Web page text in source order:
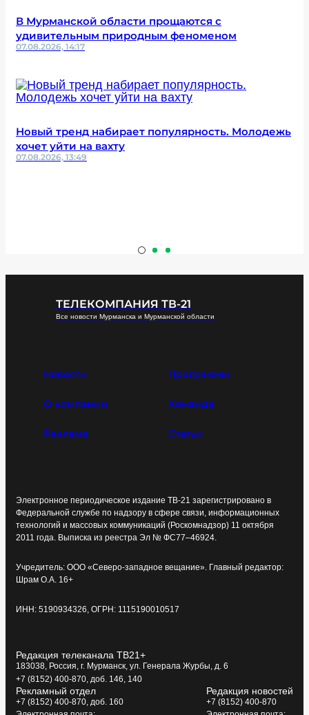
В Мурманской области прощаются с
удивительным природным феноменом
07.08.2026, 14:17
Новый тренд набирает популярность. Молодежь
хочет уйти на вахту
07.08.2026, 13:49
ТЕЛЕКОМПАНИЯ ТВ-21
Все новости Мурманска и Мурманской области
Новости Программы
О компании Команда
Реклама Статьи
Электронное периодическое издание ТВ-21 зарегистрировано в
Федеральной службе по надзору в сфере связи, информационных
технологий и массовых коммуникаций (Роскомнадзор) 11 октября
2011 года. Выписка из реестра Эл № ФС77–46924.
Учредитель: ООО «Северо-западное вещание». Главный редактор:
Шрам О.А. 16+
ИНН: 5190934326, ОГРН: 1115190010517
Редакция телеканала ТВ21+
183038, Россия, г. Мурманск, ул. Генерала Журбы, д. 6
+7 (8152) 400-870, доб. 146, 140
Рекламный отдел
+7 (8152) 400-870, доб. 160
Редакция новостей
+7 (8152) 400-870